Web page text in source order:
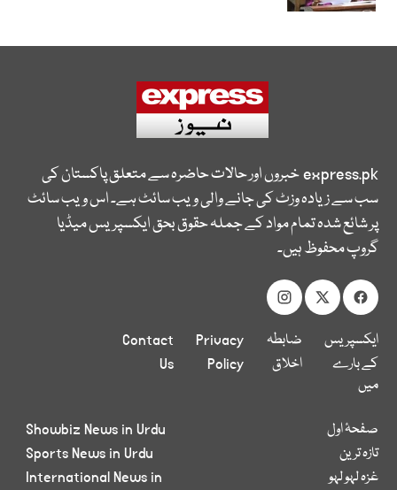
express.pkخبروں اور حالات حاضرہ سے متعلق پاکستان کی
سب سے زیادہ وزٹ کی جانے والی ویب سائٹ ہے۔ اس ویب سائٹ
پر شائع شدہ تمام مواد کے جملہ حقوق بحق ایکسپریس میڈیا
گروپ محفوظ ہیں۔
ایکسپریس
کے بارے
میں
ضابطہ
اخلاق
Privacy
Policy
Contact
Us
صفحۂ اول
تازہ ترین
غزہ لہو لہو
Showbiz News in Urdu
Sports News in Urdu
International News in